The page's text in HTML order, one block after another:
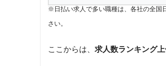
※日払い求人で多い職種は、各社の全国
さい。
ここからは、 求人数ランキング